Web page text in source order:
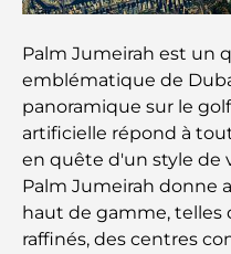
vie
Restaurant de
gastronomie
Les marques de
définissent le luxe
Palm Jumeirah est un
emblématique de
panoramique sur le
artificielle répond à
en quête d'un style de
Palm Jumeirah donne
haut de gamme, telles
raffinés, des centres